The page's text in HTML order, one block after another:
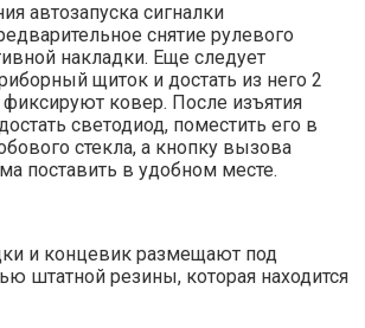
автозапуска сигналки
снятие рулевого
накладки. Еще следует
щиток и достать из него 2
фиксируют ковер. После изъятия
светодиод, поместить его в
стекла, а кнопку вызова
поставить в удобном месте.
и концевик размещают под
штатной резины, которая находится